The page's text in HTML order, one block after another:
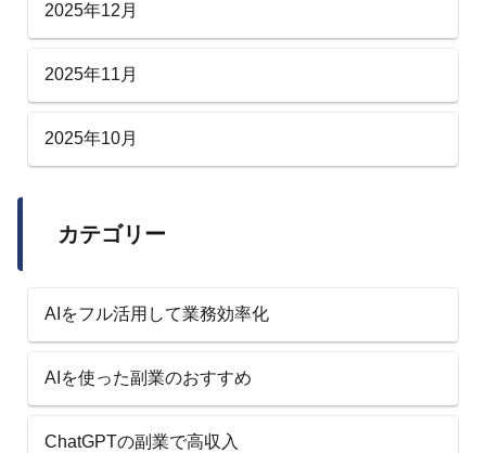
2025年12月
2025年11月
2025年10月
カテゴリー
AIをフル活用して業務効率化
AIを使った副業のおすすめ
ChatGPTの副業で高収入